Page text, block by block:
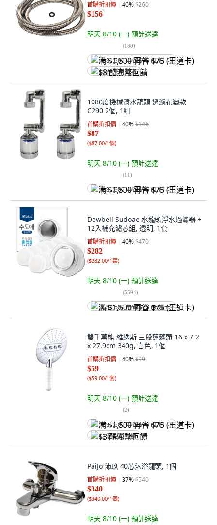
首購折扣價 40%$260
$156
明天 8/10 (一) 預計送達
(180)
满 $1,500 再省 $75 (王道卡)
$8 酷澎幣回饋
1080度機械臂水龍頭 過濾花灑款
C290 2個, 1組
首購折扣價 40%$146
$87
($87.00/1個)
明天 8/10 (一) 預計送達
(11)
满 $1,500 再省 $75 (王道卡)
Dewbell Sudoae 水龍頭淨水過濾器 +
12入補充濾芯組, 透明, 1套
首購折扣價 40%$470
$282
($282.00/1套)
明天 8/10 (一) 預計送達
(5594)
满 $1,500 再省 $75 (王道卡)
雙手萬能 維納斯 三段蓮蓬頭 16 x 7.2
x 27.9cm 340g, 白色, 1個
首購折扣價 40%$99
$59
($59.00/1套)
明天 8/10 (一) 預計送達
(2)
满 $1,500 再省 $75 (王道卡)
$3 酷澎幣回饋
PaiJo 沛玖 40芯沐浴龍頭, 1個
首購折扣價 37%$540
$340
($340.00/1個)
明天 8/10 (一) 預計送達